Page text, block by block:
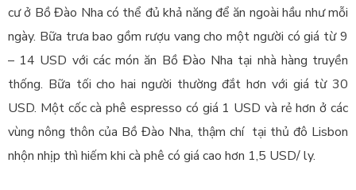
cư ở Bồ Đào Nha có thể đủ khả năng để ăn ngoài hầu như mỗi
ngày. Bữa trưa bao gồm rượu vang cho một người có giá từ 9
– 14 USD với các món ăn Bồ Đào Nha tại nhà hàng truyền
thống. Bữa tối cho hai người thường đắt hơn với giá từ 30
USD. Một cốc cà phê espresso có giá 1 USD và rẻ hơn ở các
vùng nông thôn của Bồ Đào Nha, thậm chí tại thủ đô Lisbon
nhộn nhịp thì hiếm khi cà phê có giá cao hơn 1,5 USD/ ly.